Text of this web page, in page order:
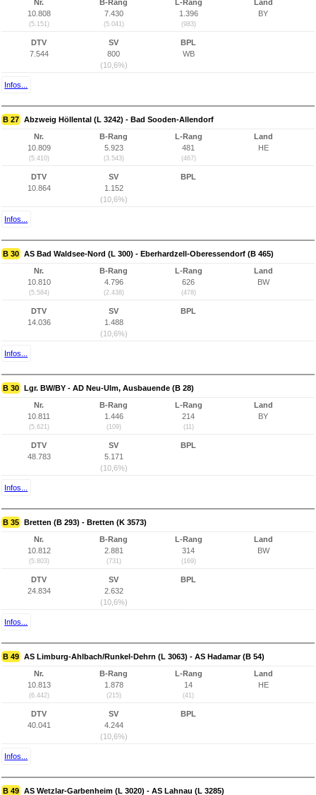
Nr.
10.808
(5.151)
B-Rang
7.430
(5.041)
L-Rang
1.396
(983)
Land
BY
DTV
7.544
SV
800
(10,6%)
BPL
WB
Infos...
B 27 Abzweig Höllental (L 3242) - Bad Sooden-Allendorf
Nr.
10.809
(5.410)
B-Rang
5.923
(3.543)
L-Rang
481
(467)
Land
HE
DTV
10.864
SV
1.152
(10,6%)
BPL
Infos...
B 30 AS Bad Waldsee-Nord (L 300) - Eberhardzell-Oberessendorf (B 465)
Nr.
10.810
(5.584)
B-Rang
4.796
(2.438)
L-Rang
626
(478)
Land
BW
DTV
14.036
SV
1.488
(10,6%)
BPL
Infos...
B 30 Lgr. BW/BY - AD Neu-Ulm, Ausbauende (B 28)
Nr.
10.811
(5.621)
B-Rang
1.446
(109)
L-Rang
214
(11)
Land
BY
DTV
48.783
SV
5.171
(10,6%)
BPL
Infos...
B 35 Bretten (B 293) - Bretten (K 3573)
Nr.
10.812
(5.803)
B-Rang
2.881
(731)
L-Rang
314
(169)
Land
BW
DTV
24.834
SV
2.632
(10,6%)
BPL
Infos...
B 49 AS Limburg-Ahlbach/Runkel-Dehrn (L 3063) - AS Hadamar (B 54)
Nr.
10.813
(6.442)
B-Rang
1.878
(215)
L-Rang
14
(41)
Land
HE
DTV
40.041
SV
4.244
(10,6%)
BPL
Infos...
B 49 AS Wetzlar-Garbenheim (L 3020) - AS Lahnau (L 3285)